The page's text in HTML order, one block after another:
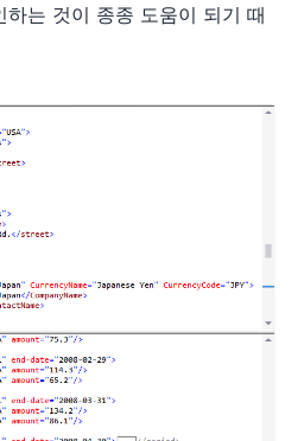
는 것이 종종 도움이 되기 때